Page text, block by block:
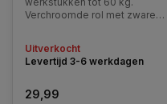
Verchroomde rol met zware
tot 1080mm.
Uitverkocht
Levertijd 3-6 werkdagen
29,99